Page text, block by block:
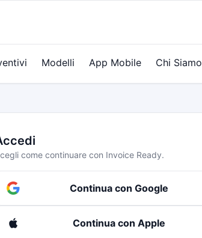
Modelli App Mobile Chi Siamo
come continuare con Invoice Ready.
Continua con Google
Continua con Apple